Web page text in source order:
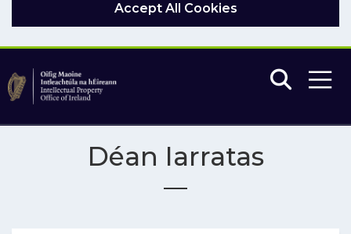
Accept All Cookies
Skip to main content
Déan Iarratas